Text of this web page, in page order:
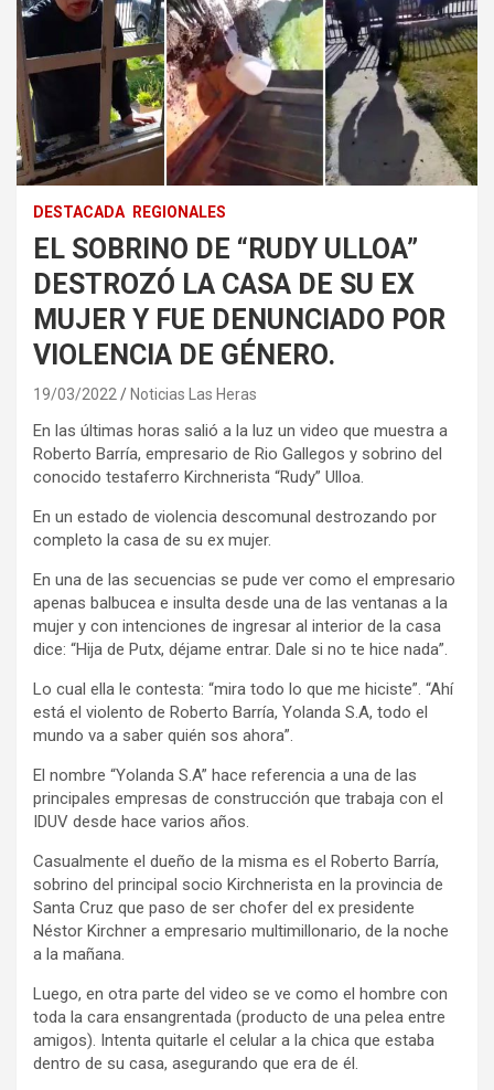
DESTACADA REGIONALES
EL SOBRINO DE “RUDY ULLOA”
DESTROZÓ LA CASA DE SU EX
MUJER Y FUE DENUNCIADO POR
VIOLENCIA DE GÉNERO.
19/03/2022 Noticias Las Heras
En las últimas horas salió a la luz un video que muestra a
Roberto Barría, empresario de Rio Gallegos y sobrino del
conocido testaferro Kirchnerista “Rudy” Ulloa.
En un estado de violencia descomunal destrozando por
completo la casa de su ex mujer.
En una de las secuencias se pude ver como el empresario
apenas balbucea e insulta desde una de las ventanas a la
mujer y con intenciones de ingresar al interior de la casa
dice: “Hija de Putx, déjame entrar. Dale si no te hice nada”.
Lo cual ella le contesta: “mira todo lo que me hiciste”. “Ahí
está el violento de Roberto Barría, Yolanda S.A, todo el
mundo va a saber quién sos ahora”.
El nombre “Yolanda S.A” hace referencia a una de las
principales empresas de construcción que trabaja con el
IDUV desde hace varios años.
Casualmente el dueño de la misma es el Roberto Barría,
sobrino del principal socio Kirchnerista en la provincia de
Santa Cruz que paso de ser chofer del ex presidente
Néstor Kirchner a empresario multimillonario, de la noche
a la mañana.
Luego, en otra parte del video se ve como el hombre con
toda la cara ensangrentada (producto de una pelea entre
amigos). Intenta quitarle el celular a la chica que estaba
dentro de su casa, asegurando que era de él.